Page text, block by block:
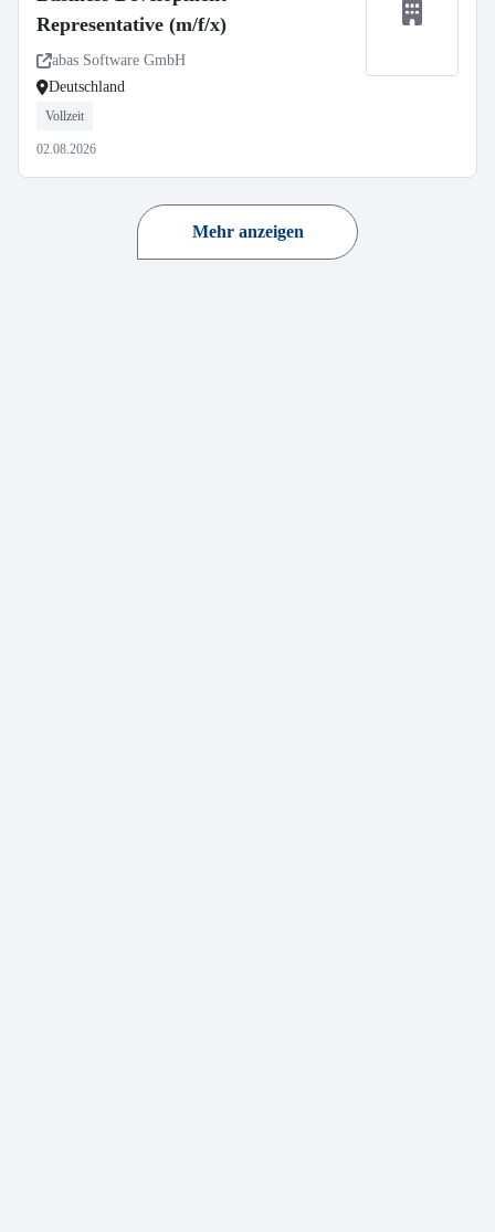
Representative (m/f/x)
abas Software GmbH
Deutschland
Vollzeit
02.08.2026
Mehr anzeigen